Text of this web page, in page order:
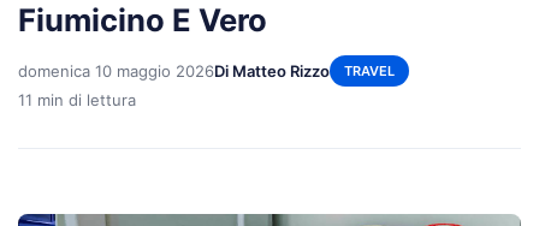
Fiumicino E Vero
domenica 10 maggio 2026Di Matteo Rizzo TRAVEL
11 min di lettura